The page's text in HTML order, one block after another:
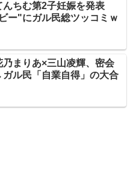
んちむ第2子妊娠を発表
ー"にガル民総ツッコミｗ
乃まりあ×三山凌輝、密会
ル民「自業自得」の大合